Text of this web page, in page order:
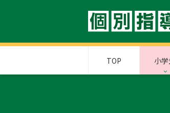
TOP 小学